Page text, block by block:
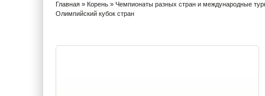
Главная » Корень » Чемпионаты разных стран и международные
Олимпийский кубок стран